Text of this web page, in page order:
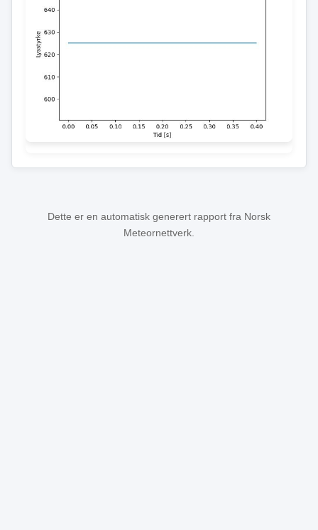
Dette er en automatisk generert rapport fra Norsk
Meteornettverk.